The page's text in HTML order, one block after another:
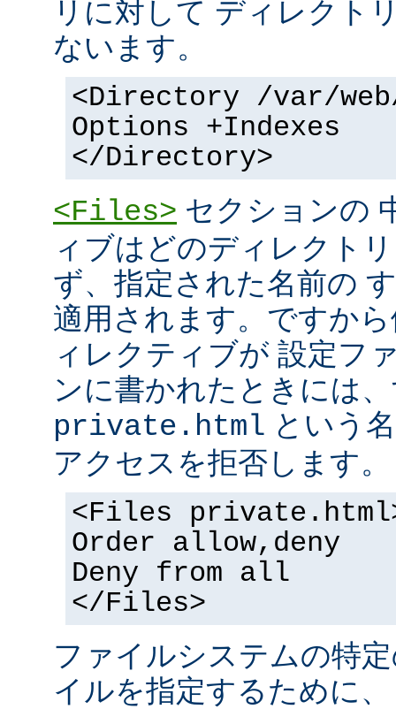
リに対して ディレクト
ないます。
<Directory /var/
Options +Indexes
</Directory>
<Files> セクションの
ィブはどのディレクト
ず、指定された名前の
適用されます。ですか
ィレクティブが 設定フ
ンに書かれたときには
private.html という
アクセスを拒否します。
<Files
Order allow,deny
Deny from all
</Files>
ファイルシステムの特
イルを指定するために